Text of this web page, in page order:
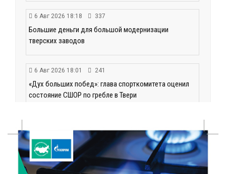
6 Авг 2026 18:18 337
Большие деньги для большой модернизации
тверских заводов
6 Авг 2026 18:01 241
«Дух больших побед»: глава спорткомитета оценил
состояние СШОР по гребле в Твери
День рождения Светофора: в детском саду № 6
прошел необычный урок безопасности